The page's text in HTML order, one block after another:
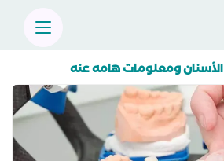
ومعلومات هامه عنه